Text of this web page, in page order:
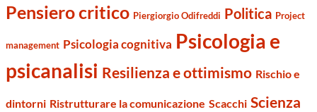
Pensiero critico Piergiorgio Odifreddi Politica Project
management Psicologia cognitiva Psicologia e
psicanalisi Resilienza e ottimismo Rischio e
dintorni Ristrutturare la comunicazione Scacchi Scienza